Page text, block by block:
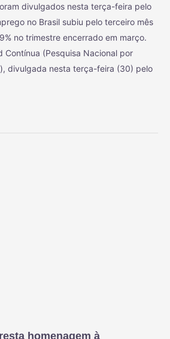
divulgados nesta terça-feira pelo
no Brasil subiu pelo terceiro mês
no trimestre encerrado em março.
Contínua (Pesquisa Nacional por
divulgada nesta terça-feira (30) pelo
homenagem à